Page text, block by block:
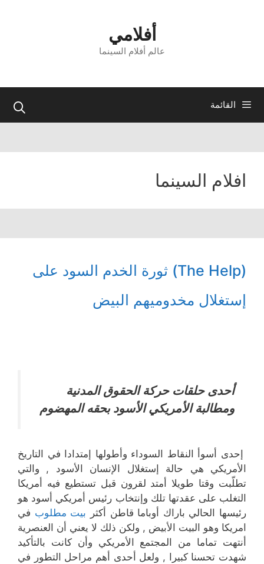
أفلامي
عالم أفلام السينما
القائمة
افلام السينما
(The Help) ثورة الخدم السود على
إستغلال مخدوميهم البيض
أحدى حلقات حركة الحقوق المدنية
ومطالبة الأمريكي الأسود بحقه المهضوم
إحدى أسوأ النقاط السوداء وأطولها إمتدادا في التاريخ
الأمريكي هي حالة إستغلال الإنسان الأسود , والتي
تطلّبت وقتا طويلا أمتد لقرون قبل تستطيع فيه أمريكا
التغلب على عقدتها تلك وإنتخاب رئيس أمريكي أسود هو
رئيسها الحالي باراك أوباما قاطن أكثر
بيت مطلوب في
امريكا وهو البيت الأبيض , ولكن ذلك لا يعني أن العنصرية
أنتهت تماما من المجتمع الأمريكي وأن كانت بالتأكيد
شهدت تحسنا كبيرا , ولعل أحدى أهم مراحل التطور في